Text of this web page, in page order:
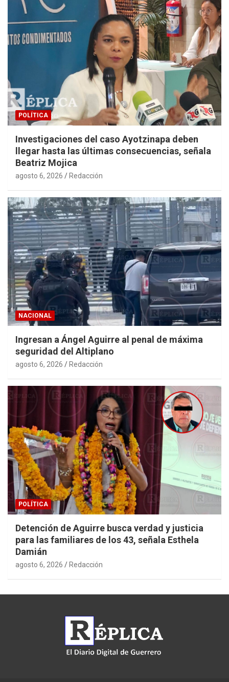
POLÍTICA
Investigaciones del caso Ayotzinapa deben
llegar hasta las últimas consecuencias, señala
Beatriz Mojica
agosto 6, 2026 Redacción
NACIONAL
Ingresan a Ángel Aguirre al penal de máxima
seguridad del Altiplano
agosto 6, 2026 Redacción
POLÍTICA
Detención de Aguirre busca verdad y justicia
para las familiares de los 43, señala Esthela
Damián
agosto 6, 2026 Redacción